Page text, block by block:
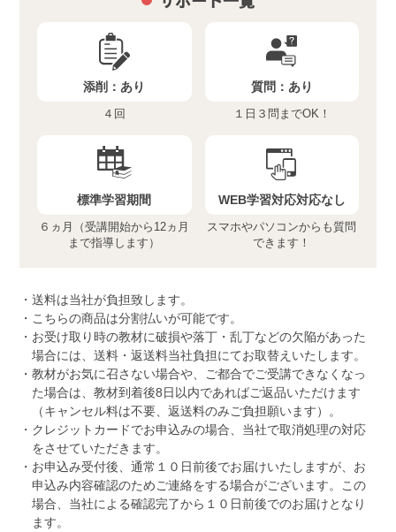
添削： あり
４回
質問： あり
１日３問までOK！
標準学習期間
６ヵ月（受講開始から12ヵ月
まで指導します）
WEB学習対応対応なし
スマホやパソコンからも質問
できます！
送料は当社が負担致します。
こちらの商品は分割払いが可能です。
お受け取り時の教材に破損や落丁・乱丁などの欠陥があった
場合には、送料・返送料当社負担にてお取替えいたします。
教材がお気に召さない場合や、ご都合でご受講できなくなっ
た場合は、教材到着後8日以内であればご返品いただけます
（キャンセル料は不要、返送料のみご負担願います）。
クレジットカードでお申込みの場合、当社で取消処理の対応
をさせていただきます。
お申込み受付後、通常１０日前後でお届けいたしますが、お
申込み内容確認のためご連絡をする場合がございます。この
場合、当社による確認完了から１０日前後でのお届けとなり
ます。